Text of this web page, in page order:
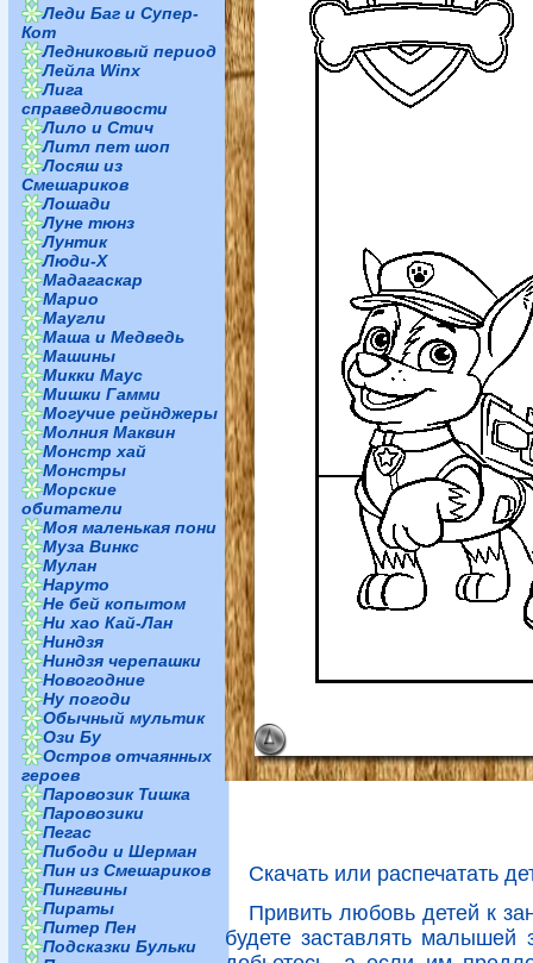
Леди Баг и Супер-
Кот
Ледниковый период
Лейла Winx
Лига
справедливости
Лило и Стич
Литл пет шоп
Лосяш из
Смешариков
Лошади
Луне тюнз
Лунтик
Люди-Х
Мадагаскар
Марио
Маугли
Маша и Медведь
Машины
Микки Маус
Мишки Гамми
Могучие рейнджеры
Молния Маквин
Монстр хай
Монстры
Морские
обитатели
Моя маленькая пони
Муза Винкс
Мулан
Наруто
Не бей копытом
Ни хао Кай-Лан
Ниндзя
Ниндзя черепашки
Новогодние
Ну погоди
Обычный мультик
Ози Бу
Остров отчаянных
героев
Паровозик Тишка
Паровозики
Пегас
Пибоди и Шерман
Пин из Смешариков
Пингвины
Пираты
Питер Пен
Подсказки Бульки
Скачать или распечатать
Привить любовь детей к
будете заставлять малышей